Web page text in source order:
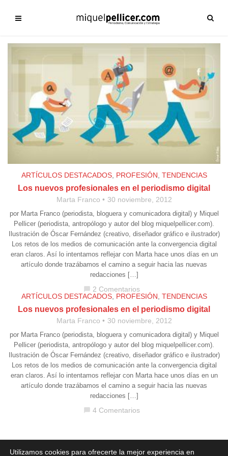
ARTÍCULOS DESTACADOS, PROFESIÓN TENDENCIAS
Los nuevos profesionales en el periodismo digital
Marta Franco 30 noviembre, 2012
por Marta Franco (periodista, bloguera y comunicadora digital) y Miquel
Pellicer (periodista, antropólogo y autor del blog miquelpellicer.com).
Ilustración de Óscar Fernández (creativo, diseñador gráfico e ilustrador)
Los retos de los medios de comunicación ante la convergencia digital
eran claros. Así lo intentamos reflejar con Marta hace unos días en un
artículo donde trazábamos el camino a seguir hacia las nuevas
redacciones […]
chat_bubble 2 Comentarios
ARTÍCULOS DESTACADOS, PROFESIÓN TENDENCIAS
Los nuevos profesionales en el periodismo digital
Marta Franco 30 noviembre, 2012
por Marta Franco (periodista, bloguera y comunicadora digital) y Miquel
Pellicer (periodista, antropólogo y autor del blog miquelpellicer.com).
Ilustración de Óscar Fernández (creativo, diseñador gráfico e ilustrador)
Los retos de los medios de comunicación ante la convergencia digital
eran claros. Así lo intentamos reflejar con Marta hace unos días en un
artículo donde trazábamos el camino a seguir hacia las nuevas
redacciones […]
chat_bubble 4 Comentarios
Aviso legal·Política de Privacidad·Política de Cookies
Utilizamos cookies para ofrecerte la mejor experiencia en